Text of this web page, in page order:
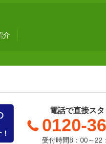
介
電話で直接スタ
0120-
受付時間8：00～22